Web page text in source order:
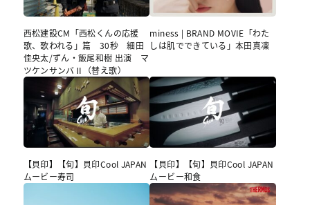
西松建設CM「西松くんの応援
歌、歌われる」篇 30秒 細田
佳央太/ずん・飯尾和樹 出演 マ
ツケンサンバⅡ（替え歌）
miness | BRAND MOVIE「わた
しは肌でできている」本⽥真凜
【貝印】【旬】貝印Cool JAPAN
ムービー寿司
【貝印】【旬】貝印Cool JAPAN
ムービー和食